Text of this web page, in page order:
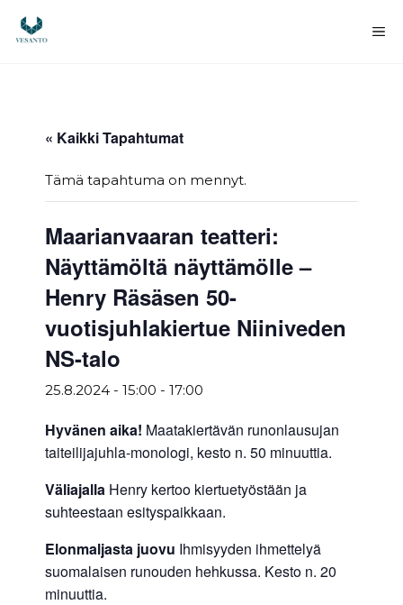
sisältöön
« Kaikki Tapahtumat
Tämä tapahtuma on mennyt.
Maarianvaaran teatteri:
Näyttämöltä näyttämölle –
Henry Räsäsen 50-
vuotisjuhlakiertue Niiniveden
NS-talo
25.8.2024 - 15:00 - 17:00
Hyvänen aika! Maatakiertävän runonlausujan
taiteilijajuhla-monologi, kesto n. 50 minuuttia.
Väliajalla Henry kertoo kiertuetyöstään ja
suhteestaan esityspaikkaan.
Elonmaljasta juovu Ihmisyyden ihmettelyä
suomalaisen runouden hehkussa. Kesto n. 20
minuuttia.